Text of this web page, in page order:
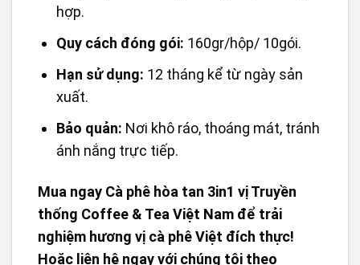
Thành phần:Đường, kem thực vật, dầu
cọ, natri caseinate, chất chống vón, muối
i-ốt, cà phê hòa tan, hương cà phê tổng
Hạn sử dụng:12 tháng kể từ ngày sản
xuất.
Bảo quản: Nơi khô ráo, thoáng mát, tránh